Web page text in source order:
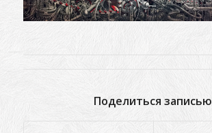
Поделиться записью